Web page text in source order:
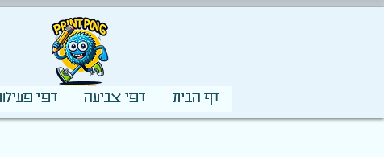
דף הבית דפי צביעה דפי